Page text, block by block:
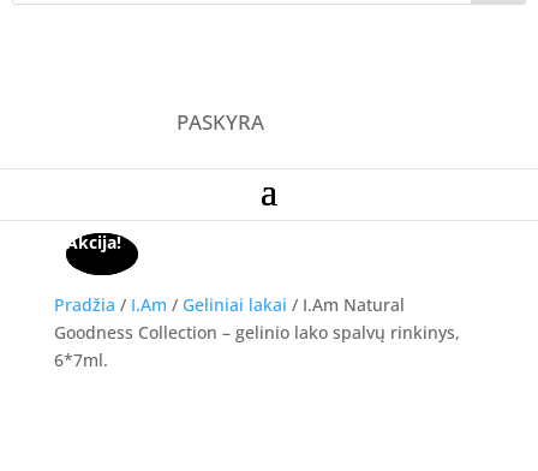
PASKYRA
Pradžia / I.Am / Geliniai lakai / I.Am Natural
Goodness Collection – gelinio lako spalvų rinkinys,
6*7ml.
Akcija!
Akcija!